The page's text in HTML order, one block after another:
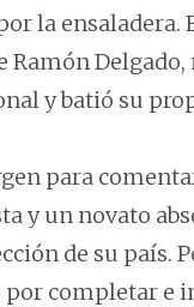
la ensaladera.
Ramón Delgado,
y batió su
para
y un novato
de su país.
por completar e